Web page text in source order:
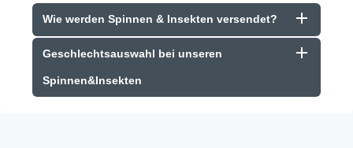
Wie werden Spinnen & Insekten versendet?
Geschlechtsauswahl bei unseren
Spinnen&Insekten